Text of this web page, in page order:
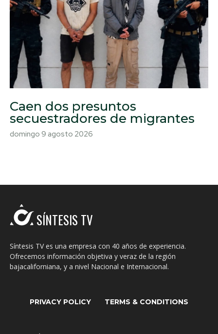
Caen dos presuntos
secuestradores de migrantes
domingo 9 agosto 2026
SÍNTESIS TV
Síntesis TV es una empresa con 40 años de experiencia.
Ofrecemos información objetiva y veraz de la región
bajacaliforniana, y a nivel Nacional e Internacional.
PRIVACY POLICY TERMS & CONDITIONS